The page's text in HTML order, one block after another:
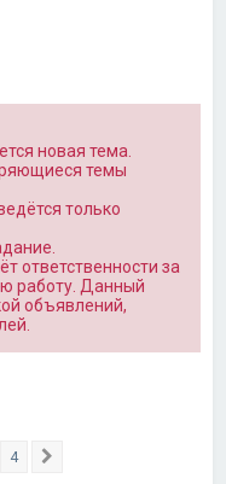
новая тема.
темы
только
ответственности за
работу. Данный
объявлений,
4